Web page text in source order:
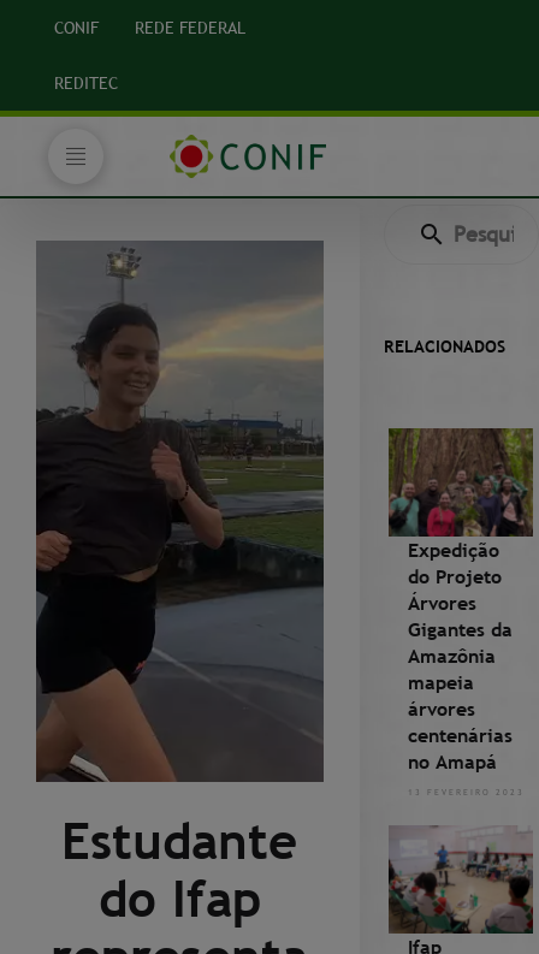
CONIF REDE FEDERAL
REDITEC
Estudante
do Ifap
RELACIONADOS
Expedição
do Projeto
Árvores
Gigantes da
Amazônia
mapeia
árvores
centenárias
no Amapá
13 FEVEREIRO 2023
Ifap